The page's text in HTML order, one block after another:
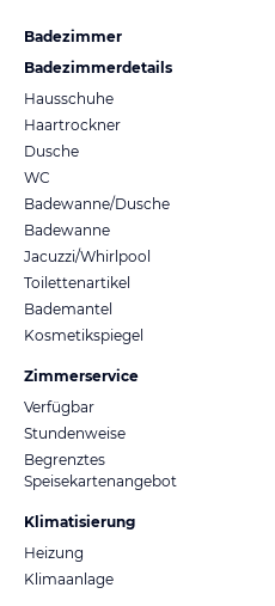
Badezimmer
Badezimmerdetails
Hausschuhe
Haartrockner
Dusche
WC
Badewanne/Dusche
Badewanne
Jacuzzi/Whirlpool
Toilettenartikel
Bademantel
Kosmetikspiegel
Zimmerservice
Verfügbar
Stundenweise
Begrenztes
Speisekartenangebot
Klimatisierung
Heizung
Klimaanlage